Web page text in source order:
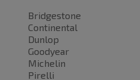
Bridgestone
Continental
Dunlop
Goodyear
Michelin
Pirelli